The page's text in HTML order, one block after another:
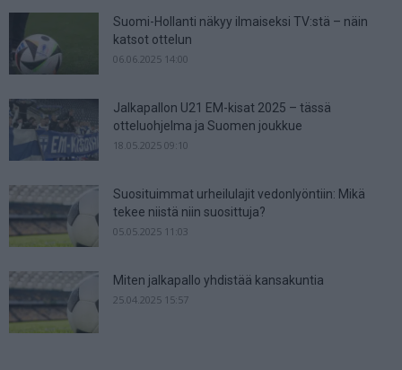
Suomi-Hollanti näkyy ilmaiseksi TV:stä – näin
katsot ottelun
06.06.2025 14:00
Jalkapallon U21 EM-kisat 2025 – tässä
otteluohjelma ja Suomen joukkue
18.05.2025 09:10
Suosituimmat urheilulajit vedonlyöntiin: Mikä
tekee niistä niin suosittuja?
05.05.2025 11:03
Miten jalkapallo yhdistää kansakuntia
25.04.2025 15:57